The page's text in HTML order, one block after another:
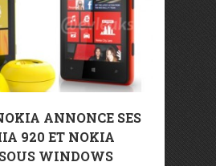
ANNONCE SES
920 ET NOKIA
WINDOWS